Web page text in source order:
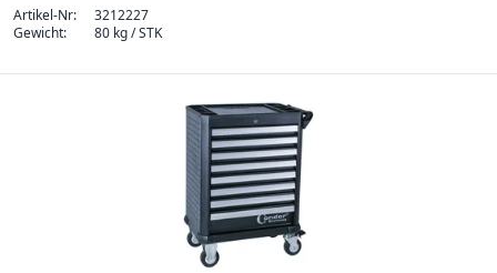
Artikel-Nr:
3212227
Gewicht:
80 kg / STK